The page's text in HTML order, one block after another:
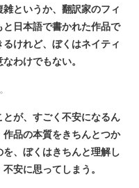
というか、翻訳家のフィ
日本語で書かれた作品で
けれど、ぼくはネイティ
わけでもない。
が、すごく不安になるん
品の本質をきちんとつか
、ぼくはきちんと理解し
安に思ってしまう。